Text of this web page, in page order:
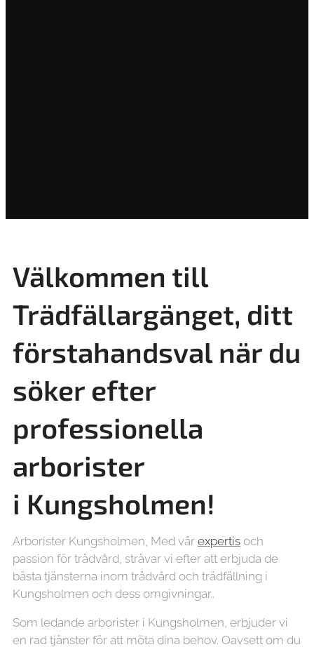
Välkommen till
Trädfällargänget, ditt
förstahandsval när du
söker efter
professionella
arborister
i Kungsholmen!
Arborister Kungsholmen, Med vår expertis och
passion för trädvård, strävar vi efter att erbjuda de
bästa tjänsterna inom trädvård och trädfällning i
Kungsholmen och dess omgivningar..
Som ledande arborister i Kungsholmen, erbjuder vi
en rad tjänster för att möta dina behov. Oavsett om du